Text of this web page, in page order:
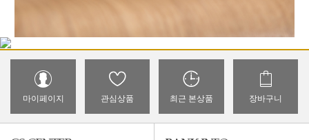
마이페이지 관심상품 최근 본상품 장바구니